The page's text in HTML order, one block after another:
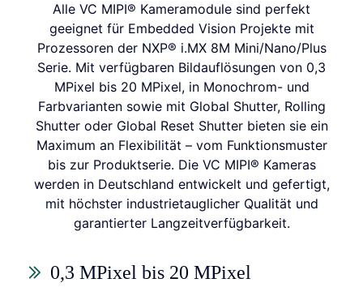
Alle VC MIPI® Kameramodule sind perfekt
geeignet für Embedded Vision Projekte mit
Prozessoren der NXP® i.MX 8M Mini/Nano/Plus
Serie. Mit verfügbaren Bildauflösungen von 0,3
MPixel bis 20 MPixel, in Monochrom- und
Farbvarianten sowie mit Global Shutter, Rolling
Shutter oder Global Reset Shutter bieten sie ein
Maximum an Flexibilität – vom Funktionsmuster
bis zur Produktserie. Die VC MIPI® Kameras
werden in Deutschland entwickelt und gefertigt,
mit höchster industrietauglicher Qualität und
garantierter Langzeitverfügbarkeit.
0,3 MPixel bis 20 MPixel